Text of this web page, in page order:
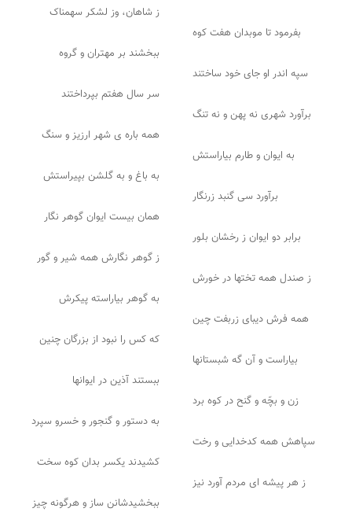
ز شاهان، وز لشکر سهمناک
بفرمود تا موبدان هفت کوه
ببخشند بر مهتران و گروه
سپه اندر او جای خود ساختند
سر سال هفتم بپرداختند
برآورد شهری نه پهن و نه تنگ
همه باره ی شهر ارزیز و سنگ
به ایوان و طارم بیاراستش
به باغ و به گلشن بپیراستش
برآورد سی گنبد زرنگار
همان بیست ایوان گوهر نگار
برابر دو ایوان ز رخشان بلور
ز گوهر نگارش همه شیر و گور
ز صندل همه تختها در خورش
به گوهر بیاراسته پیکرش
همه فرش دیبای زربفت چین
که کس را نبود از بزرگان چنین
بیاراست و آن گه شبستانها
ببستند آذین در ایوانها
زن و بچّه و گنح در کوه برد
به دستور و گنجور و خسرو سپرد
سپاهش همه کدخدایی و رخت
کشیدند یکسر بدان کوه سخت
ز هر پیشه ای مردم آورد نیز
ببخشیدشانن ساز و هرگونه چیز